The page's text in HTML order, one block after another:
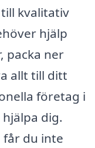
kvalitativ
hjälp
packa ner
allt till ditt
företag i
dig.
du inte